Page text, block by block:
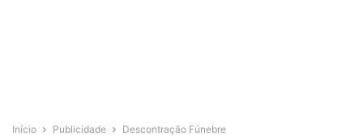
Início Publicidade Descontração Fúnebre